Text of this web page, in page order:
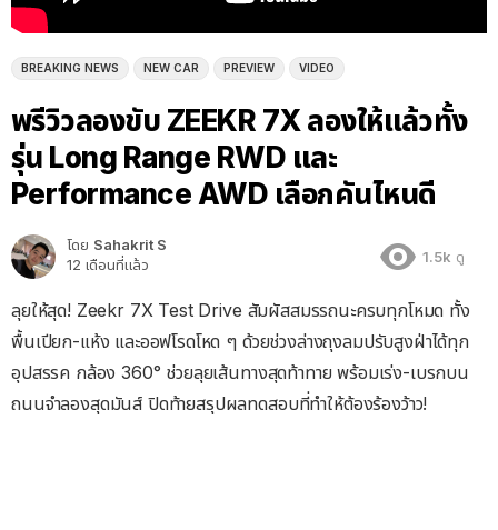
BREAKING NEWS NEW CAR PREVIEW VIDEO
พรีวิวลองขับ ZEEKR 7X ลองให้แล้วทั้ง
รุ่น Long Range RWD และ
Performance AWD เลือกคันไหนดี
โดย Sahakrit S
12 เดือนที่แล้ว
1.5k ดู
ลุยให้สุด! Zeekr 7X Test Drive สัมผัสสมรรถนะครบทุกโหมด ทั้ง
พื้นเปียก-แห้ง และออฟโรดโหด ๆ ด้วยช่วงล่างถุงลมปรับสูงฝ่าได้ทุก
อุปสรรค กล้อง 360° ช่วยลุยเส้นทางสุดท้าทาย พร้อมเร่ง-เบรกบน
ถนนจำลองสุดมันส์ ปิดท้ายสรุปผลทดสอบที่ทำให้ต้องร้องว้าว!